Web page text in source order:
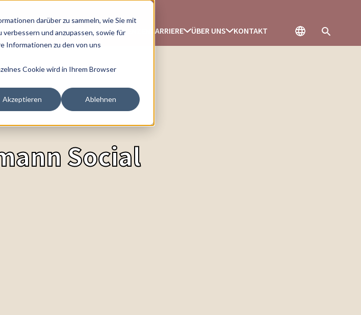
darüber zu sammeln, wie Sie mit
und anzupassen, sowie für
Informationen zu den von uns
Cookie wird in Ihrem Browser
Akzeptieren Ablehnen
THEMEN CHANGE BLOGREFERENZEN KARRIERE ÜBER UNS KONTAKT
Social